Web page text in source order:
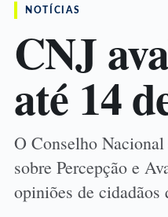
NOTÍCIAS
CNJ
até 14
O Conselho Nacional
sobre Percepção e
opiniões de